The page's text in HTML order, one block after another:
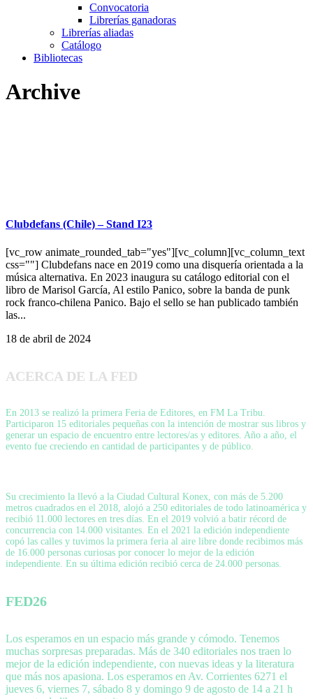
Convocatoria
Librerías ganadoras
Librerías aliadas
Catálogo
Bibliotecas
Archive
Clubdefans (Chile) – Stand I23
[vc_row animate_rounded_tab="yes"][vc_column][vc_column_text
css=""] Clubdefans nace en 2019 como una disquería orientada a la
música alternativa. En 2023 inaugura su catálogo editorial con el
libro de Marisol García, Al estilo Panico, sobre la banda de punk
rock franco-chilena Panico. Bajo el sello se han publicado también
las...
18 de abril de 2024
ACERCA DE LA FED
En 2013 se realizó la primera Feria de Editores, en FM La Tribu.
Participaron 15 editoriales pequeñas con la intención de mostrar sus libros y
generar un espacio de encuentro entre lectores/as y editores. Año a año, el
evento fue creciendo en cantidad de participantes y de público.
Su crecimiento la llevó a la Ciudad Cultural Konex, con más de 5.200
metros cuadrados en el 2018, alojó a 250 editoriales de todo latinoamérica y
recibió 11.000 lectores en tres días. En el 2019 volvió a batir récord de
concurrencia con 14.000 visitantes. En el 2021 la edición independiente
copó las calles y tuvimos la primera feria al aire libre donde recibimos más
de 16.000 personas curiosas por conocer lo mejor de la edición
independiente. En su última edición recibió cerca de 24.000 personas.
FED26
Los esperamos en un espacio más grande y cómodo. Tenemos
muchas sorpresas preparadas. Más de 340 editoriales nos traen lo
mejor de la edición independiente, con nuevas ideas y la literatura
que más nos apasiona. Los esperamos en Av. Corrientes 6271 el
jueves 6, viernes 7, sábado 8 y domingo 9 de agosto de 14 a 21 h